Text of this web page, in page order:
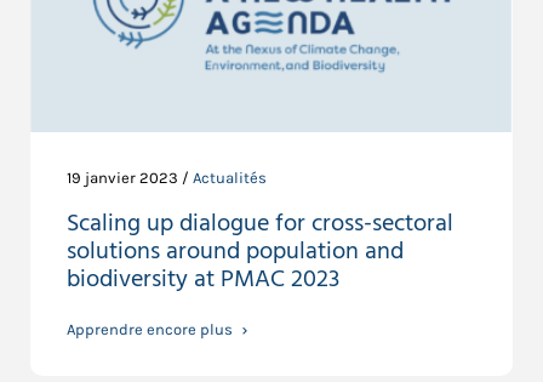
19 janvier 2023 / Actualités
Scaling up dialogue for cross-sectoral
solutions around population and
biodiversity at PMAC 2023
Apprendre encore plus